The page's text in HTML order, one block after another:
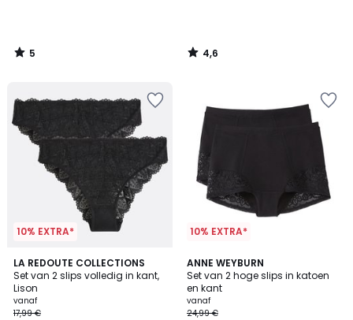
5
/
4,6
/
10% EXTRA*
LA REDOUTE COLLECTIONS
Set van 2 slips volledig in kant,
Lison
vanaf
17,99 €
4,8
/ 5
4
Kleuren
10% EXTRA*
ANNE WEYBURN
Set van 2 hoge slips in katoen
en kant
vanaf
24,99 €
4,5
/ 5
2
Kleuren